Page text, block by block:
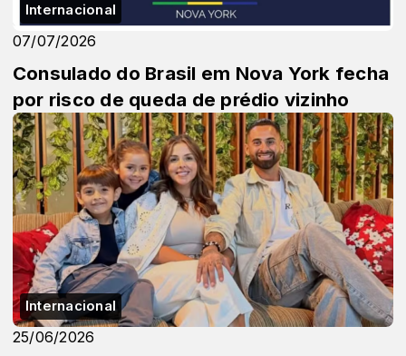
Internacional
07/07/2026
Consulado do Brasil em Nova York fecha
por risco de queda de prédio vizinho
Internacional
25/06/2026